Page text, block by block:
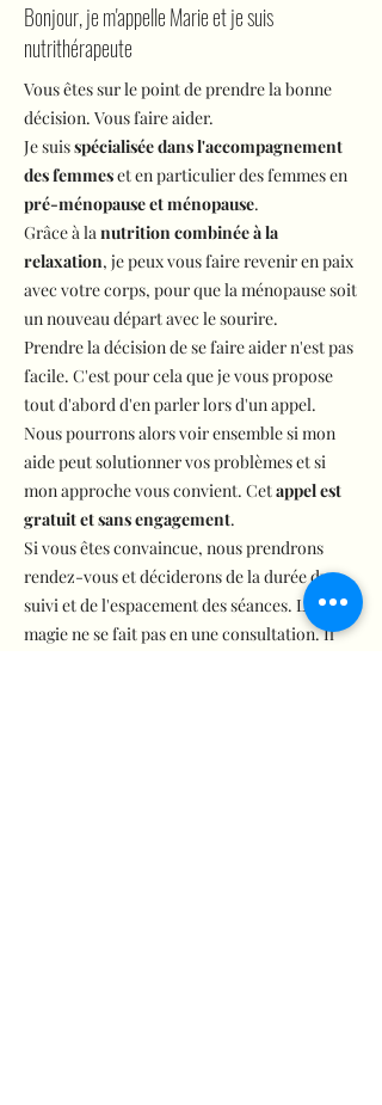
Bonjour, je m'appelle Marie et je suis
nutrithérapeute
Vous êtes sur le point de prendre la bonne
décision. Vous faire aider.
Je suisspécialisée dans l'accompagnement
des femmeset en particulier des femmes en
pré-ménopause et ménopause.
Grâce à lanutrition combinée à la
relaxation, je peux vous faire revenir en paix
avec votre corps, pour que la ménopause soit
un nouveau départ avec le sourire.
Prendre la décision de se faire aider n'est pas
facile. C'est pour cela que je vous propose
tout d'abord d'en parler lors d'un appel.
Nous pourrons alors voir ensemble si mon
aide peut solutionner vos problèmes et si
mon approche vous convient. Cetappel est
gratuit et sans engagement.
Si vous êtes convaincue, nous prendrons
rendez-vous et déciderons de la durée du
suivi et de l'espacement des séances. La
magie ne se fait pas en une consultation. Il